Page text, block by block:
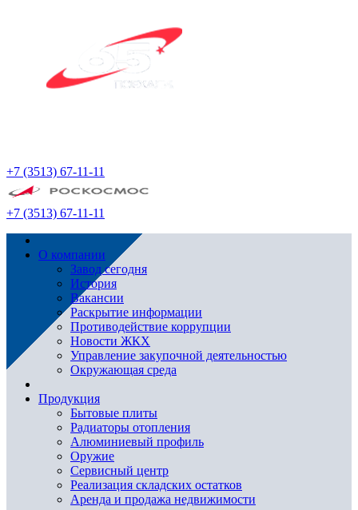
+7 (3513) 67-11-11
+7 (3513) 67-11-11
О компании
Завод сегодня
История
Вакансии
Раскрытие информации
Противодействие коррупции
Новости ЖКХ
Управление закупочной деятельностью
Окружающая среда
Продукция
Бытовые плиты
Радиаторы отопления
Алюминиевый профиль
Оружие
Сервисный центр
Реализация складских остатков
Аренда и продажа недвижимости